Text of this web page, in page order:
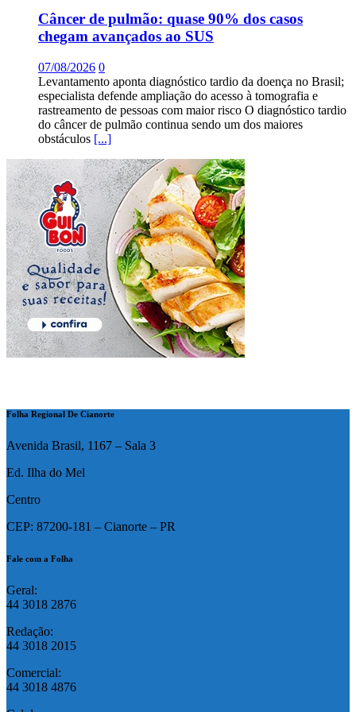
Câncer de pulmão: quase 90% dos casos
chegam avançados ao SUS
07/08/2026 0
Levantamento aponta diagnóstico tardio da doença no Brasil;
especialista defende ampliação do acesso à tomografia e
rastreamento de pessoas com maior risco O diagnóstico tardio
do câncer de pulmão continua sendo um dos maiores
obstáculos [...]
Folha Regional De Cianorte
Avenida Brasil, 1167 – Sala 3
Ed. Ilha do Mel
Centro
CEP: 87200-181 – Cianorte – PR
Fale com a Folha
Geral:
44 3018 2876
Redação:
44 3018 2015
Comercial:
44 3018 4876